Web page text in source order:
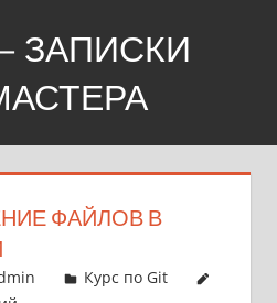
ЗАПИСКИ
ФАЙЛОВ В
Курс по Git